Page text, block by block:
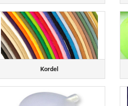
Kordel